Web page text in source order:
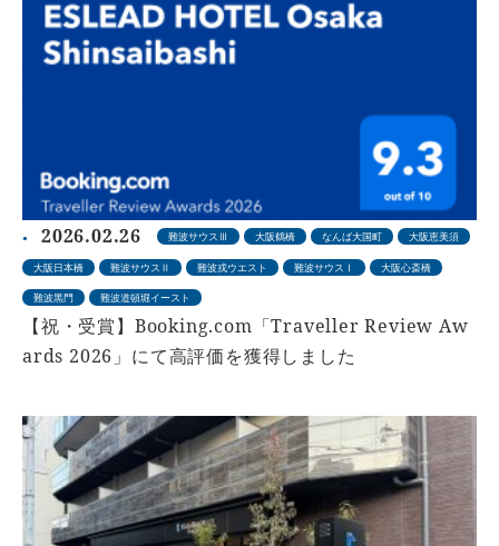
2026.02.26 難波サウスⅢ 大阪鶴橋 なんば大国町 大阪恵美須
大阪日本橋 難波サウスⅡ 難波戎ウエスト 難波サウスⅠ 大阪心斎橋
難波黒門 難波道頓堀イースト
【祝・受賞】Booking.com「Traveller Review Aw
ards 2026」にて高評価を獲得しました